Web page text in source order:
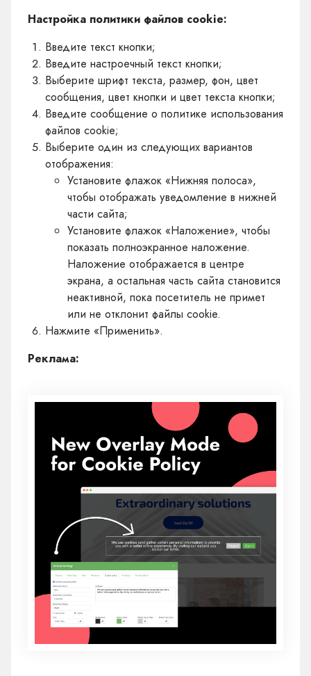
Настройка политики файлов cookie:
Введите текст кнопки;
Введите настроечный текст кнопки;
Выберите шрифт текста, размер, фон, цвет
сообщения, цвет кнопки и цвет текста кнопки;
Введите сообщение о политике использования
файлов cookie;
Выберите один из следующих вариантов
отображения:
Установите флажок «Нижняя полоса»,
чтобы отображать уведомление в нижней
части сайта;
Установите флажок «Наложение», чтобы
показать полноэкранное наложение.
Наложение отображается в центре
экрана, а остальная часть сайта становится
неактивной, пока посетитель не примет
или не отклонит файлы cookie.
Нажмите «Применить».
Реклама: